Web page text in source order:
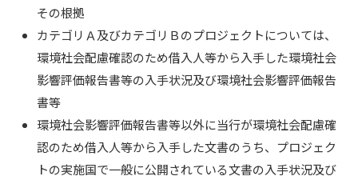
その根拠
カテゴリＡ及びカテゴリＢのプロジェクトについては、
環境社会配慮確認のため借入人等から入手した環境社会
影響評価報告書等の入手状況及び環境社会影響評価報告
書等
環境社会影響評価報告書等以外に当行が環境社会配慮確
認のため借入人等から入手した文書のうち、プロジェク
トの実施国で一般に公開されている文書の入手状況及び